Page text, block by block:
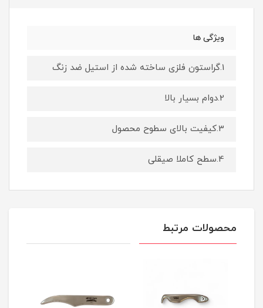
ویژگی ها
1.گراستون فلزی ساخته شده از استیل ضد زنگ
2.دوام بسیار بالا
3.کیفیت بالای سطوح محصول
4.سطح کاملا صیقلی
محصولات مرتبط